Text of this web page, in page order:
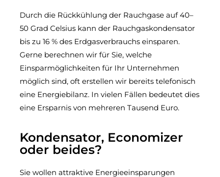
Durch die Rückkühlung der Rauchgase auf 40–
50 Grad Celsius kann der Rauchgaskondensator
bis zu 16 % des Erdgasverbrauchs einsparen.
Gerne berechnen wir für Sie, welche
Einsparmöglichkeiten für Ihr Unternehmen
möglich sind, oft erstellen wir bereits telefonisch
eine Energiebilanz. In vielen Fällen bedeutet dies
eine Ersparnis von mehreren Tausend Euro.
Kondensator, Economizer
oder beides?
Sie wollen attraktive Energieeinsparungen